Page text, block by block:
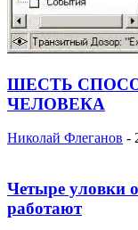
ШЕСТЬ
ЧЕЛОВЕКА
Николай Флеганов -
Четыре уловки
работают